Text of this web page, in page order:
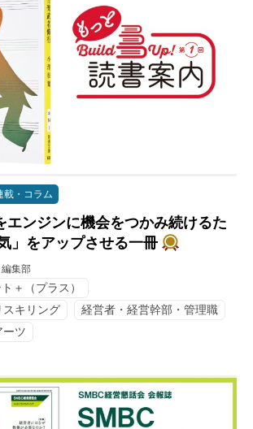
載・コラム
エンジンに機会をつかみ続けるた
」をアップさせる一冊
集部
＋（プラス）
スキリング
経営者・経営幹部・管理職
ーツ